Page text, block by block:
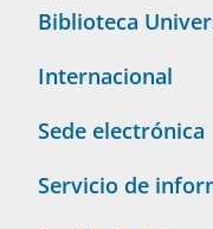
Biblioteca
Internacional
Sede electrónica
Servicio de